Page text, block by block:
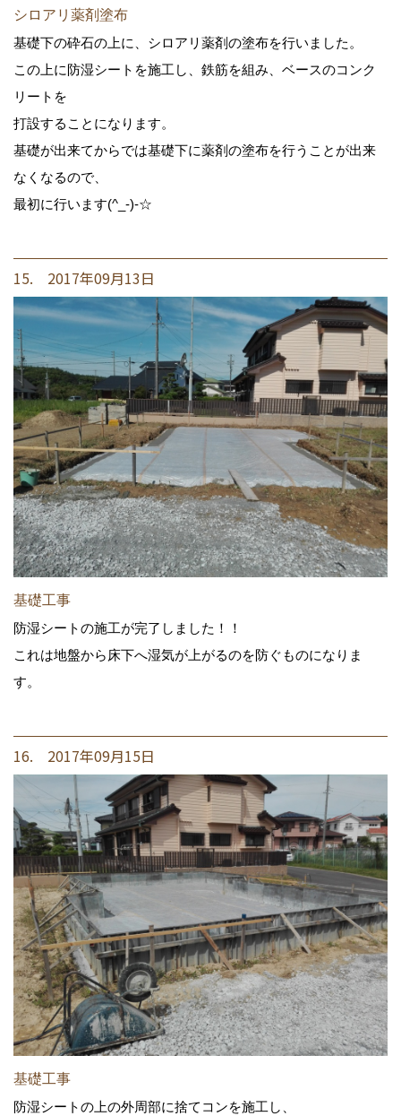
シロアリ薬剤塗布
基礎下の砕石の上に、シロアリ薬剤の塗布を行いました。
この上に防湿シートを施工し、鉄筋を組み、ベースのコンク
リートを
打設することになります。
基礎が出来てからでは基礎下に薬剤の塗布を行うことが出来
なくなるので、
最初に行います(^_-)-☆
15. 2017年09月13日
基礎工事
防湿シートの施工が完了しました！！
これは地盤から床下へ湿気が上がるのを防ぐものになりま
す。
16. 2017年09月15日
基礎工事
防湿シートの上の外周部に捨てコンを施工し、